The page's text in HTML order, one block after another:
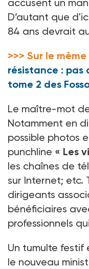
D’autant que
84 ans devrait
>>> Sur le
résistance : pas
tome 2 des
Le maître-mot
Notamment en
possible photos
punchline « Les
les chaînes de
sur Internet; etc.
dirigeants
bénéficiaires
professionnels
Un tumulte festif
le nouveau